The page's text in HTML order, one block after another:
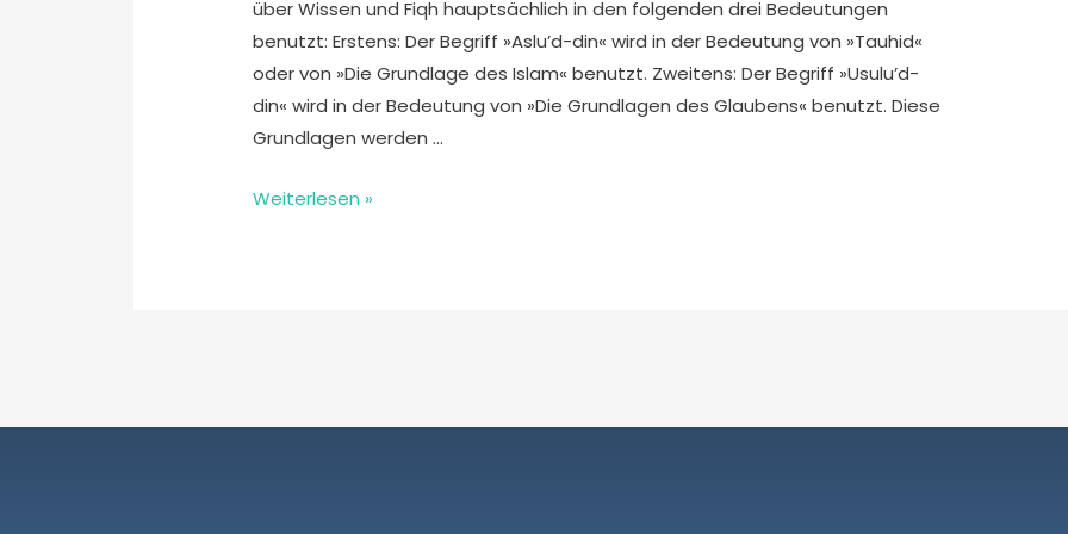
über Wissen und Fiqh hauptsächlich in den folgenden drei Bedeutungen
benutzt: Erstens: Der Begriff »Aslu’d-din« wird in der Bedeutung von »Tauhid«
oder von »Die Grundlage des Islam« benutzt. Zweitens: Der Begriff »Usulu’d-
din« wird in der Bedeutung von »Die Grundlagen des Glaubens« benutzt. Diese
Grundlagen werden …
Weiterlesen »